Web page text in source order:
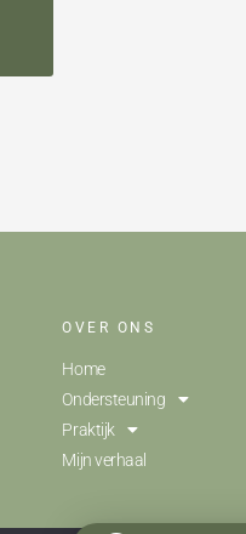
OVER ONS
Home
Ondersteuning
Praktijk
Mijn verhaal